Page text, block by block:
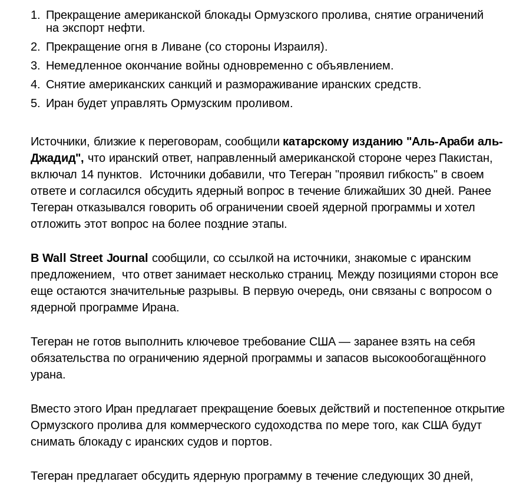
Прекращение американской блокады Ормузского пролива, снятие ограничений
на экспорт нефти.
Прекращение огня в Ливане (со стороны Израиля).
Немедленное окончание войны одновременно с объявлением.
Снятие американских санкций и размораживание иранских средств.
Иран будет управлять Ормузским проливом.
Источники, близкие к переговорам, сообщили катарскому изданию "Аль-Араби аль-
Джадид", что иранский ответ, направленный американской стороне через Пакистан,
включал 14 пунктов.  Источники добавили, что Тегеран "проявил гибкость" в своем
ответе и согласился обсудить ядерный вопрос в течение ближайших 30 дней. Ранее
Тегеран отказывался говорить об ограничении своей ядерной программы и хотел
отложить этот вопрос на более поздние этапы.
В Wall Street Journal сообщили, со ссылкой на источники, знакомые с иранским
предложением,  что ответ занимает несколько страниц. Между позициями сторон все
еще остаются значительные разрывы. В первую очередь, они связаны с вопросом о
ядерной программе Ирана.
Тегеран не готов выполнить ключевое требование США — заранее взять на себя
обязательства по ограничению ядерной программы и запасов высокообогащённого
урана.
Вместо этого Иран предлагает прекращение боевых действий и постепенное открытие
Ормузского пролива для коммерческого судоходства по мере того, как США будут
снимать блокаду с иранских судов и портов.
Тегеран предлагает обсудить ядерную программу в течение следующих 30 дней,